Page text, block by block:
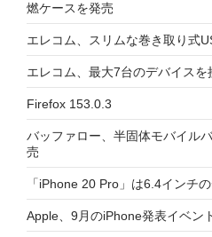
燃ケースを発売
エレコム、スリムな巻き取り式
エレコム、最大7台のデバイス
Firefox 153.0.3
バッファロー、半固体モバイル
売
「iPhone 20 Pro」は6.4インチ
Apple、9月のiPhone発表イベン